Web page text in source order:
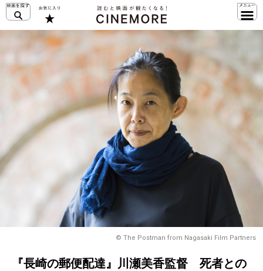
© The Postman from Nagasaki Film Partners
『長崎の郵便配達』川瀬美香監督 死者との